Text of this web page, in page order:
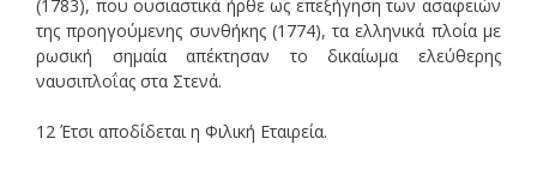
(1783), που ουσιαστικά ήρθε ως επεξήγηση των ασαφειών
της προηγούμενης συνθήκης (1774), τα ελληνικά πλοία με
ρωσική σημαία απέκτησαν το δικαίωμα ελεύθερης
ναυσιπλοΐας στα Στενά.
12 Έτσι αποδίδεται η Φιλική Εταιρεία.